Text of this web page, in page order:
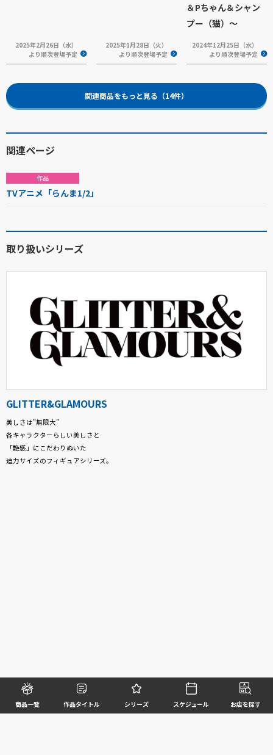
商品一覧 作品タイトル シリーズ スケジュール お店を探す
2025年2月26日（水）
より順次登場予定
2025年1月28日（火）
より順次登場予定
＆Pちゃん＆シャン
プー（猫）～
2024年12月25日（水）
より順次登場予定
関連商品をもっと見る（14件）
関連ページ
作品
TVアニメ「らんま1/2」
取り扱いシリーズ
GLITTER&GLAMOURS
美しさは”無限大”
各キャラクターらしい美しさと
「艶感」にこだわりぬいた
迫力サイズのフィギュアシリーズ。